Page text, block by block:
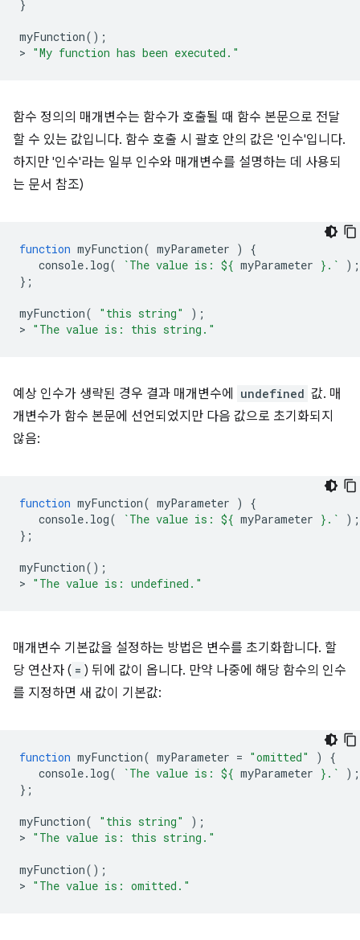
}
myFunction();
> "My function has been executed."
함수 정의의 매개변수는 함수가 호출될 때 함수 본문으로 전달
할 수 있는 값입니다. 함수 호출 시 괄호 안의 값은 '인수'입니다.
하지만 '인수'라는 일부 인수와 매개변수를 설명하는 데 사용되
는 문서 참조)
function myFunction( myParameter )
{
console. log( `The value is: ${ myParameter } .`
);
};
myFunction( "this string"
);
> "The value is: this string."
예상 인수가 생략된 경우 결과 매개변수에 undefined 값. 매
개변수가 함수 본문에 선언되었지만 다음 값으로 초기화되지
않음:
function myFunction( myParameter )
{
console. log( `The value is: ${ myParameter } .`
);
};
myFunction();
> "The value is: undefined."
매개변수 기본값을 설정하는 방법은 변수를 초기화합니다. 할
당 연산자 ( = ) 뒤에 값이 옵니다. 만약 나중에 해당 함수의 인수
를 지정하면 새 값이 기본값:
function myFunction( myParameter = "omitted" )
{
console. log( `The value is: ${ myParameter } .`
);
};
myFunction( "this string"
);
> "The value is: this string."
myFunction();
> "The value is: omitted."